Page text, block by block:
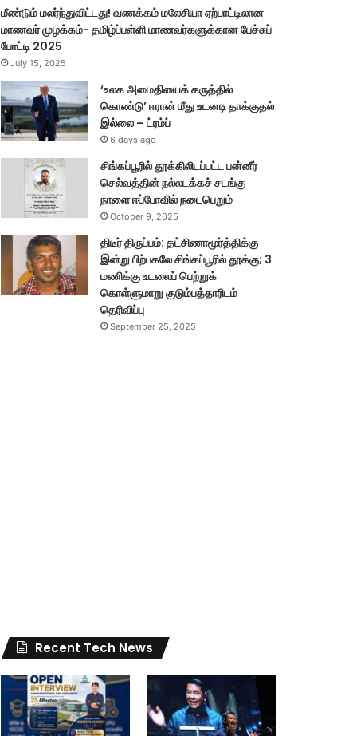
மீண்டும் மலர்ந்துவிட்டது! வணக்கம் மலேசியா ஏற்பாட்டிலான
மாணவர் முழக்கம்- தமிழ்ப்பள்ளி மாணவர்களுக்கான பேச்சுப்
போட்டி 2025
July 15, 2025
‘உலக அமைதியைக் கருத்தில்
கொண்டு’ ஈரான் மீது உடனடி தாக்குதல்
இல்லை – ட்ரம்ப்
6 days ago
சிங்கப்பூரில் தூக்கிலிடப்பட்ட பன்னீர்
செல்வத்தின் நல்லடக்கச் சடங்கு
நாளை ஈப்போவில் நடைபெறும்
October 9, 2025
திடீர் திருப்பம்: தட்சிணாமூர்த்திக்கு
இன்று பிற்பகலே சிங்கப்பூரில் தூக்கு; 3
மணிக்கு உடலைப் பெற்றுக்
கொள்ளுமாறு குடும்பத்தாரிடம்
தெரிவிப்பு
September 25, 2025
Recent Tech News